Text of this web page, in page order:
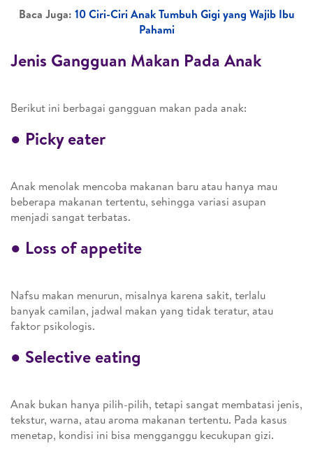
Baca Juga: 10 Ciri-Ciri Anak Tumbuh Gigi yang Wajib Ibu
Pahami
Jenis Gangguan Makan Pada Anak
Berikut ini berbagai gangguan makan pada anak:
● Picky eater
Anak menolak mencoba makanan baru atau hanya mau
beberapa makanan tertentu, sehingga variasi asupan
menjadi sangat terbatas.
● Loss of appetite
Nafsu makan menurun, misalnya karena sakit, terlalu
banyak camilan, jadwal makan yang tidak teratur, atau
faktor psikologis.
● Selective eating
Anak bukan hanya pilih-pilih, tetapi sangat membatasi jenis,
tekstur, warna, atau aroma makanan tertentu. Pada kasus
menetap, kondisi ini bisa mengganggu kecukupan gizi.